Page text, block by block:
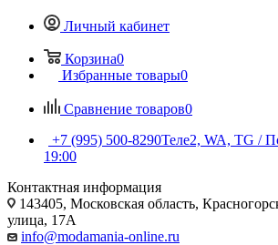
Личный кабинет
Корзина0
Избранные товары0
Сравнение товаров0
+7 (995) 500-8290Теле2, WA, TG /
19:00
Контактная информация
143405, Московская область,
улица, 17А
info@modamania-online.ru